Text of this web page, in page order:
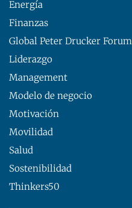
Energía
Finanzas
Global Peter Drucker Forum
Liderazgo
Management
Modelo de negocio
Motivación
Movilidad
Salud
Sostenibilidad
Thinkers50